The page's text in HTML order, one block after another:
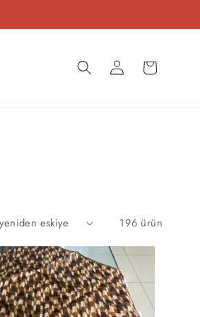
Oturum
Sepet
196 ürün